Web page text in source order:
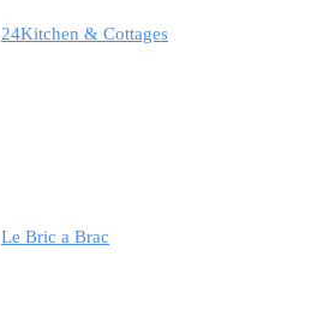
24Kitchen & Cottages
Le Bric a Brac